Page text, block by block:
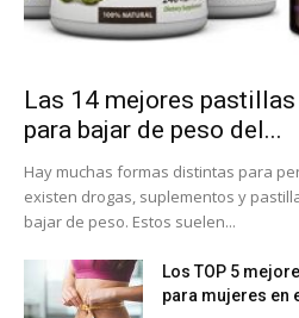
Las 14 mejores
para bajar de peso del...
Hay muchas formas distintas para
existen drogas, suplementos y
bajar de peso. Estos suelen...
Los TOP 5
para mujeres en